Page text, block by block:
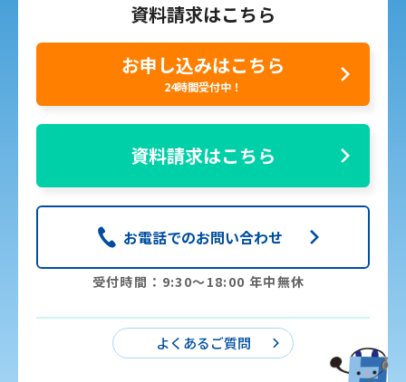
資料請求はこちら
お申し込みはこちら
24時間受付中！
資料請求はこちら
お電話でのお問い合わせ
受付時間：9:30〜18:00 年中無休
よくあるご質問